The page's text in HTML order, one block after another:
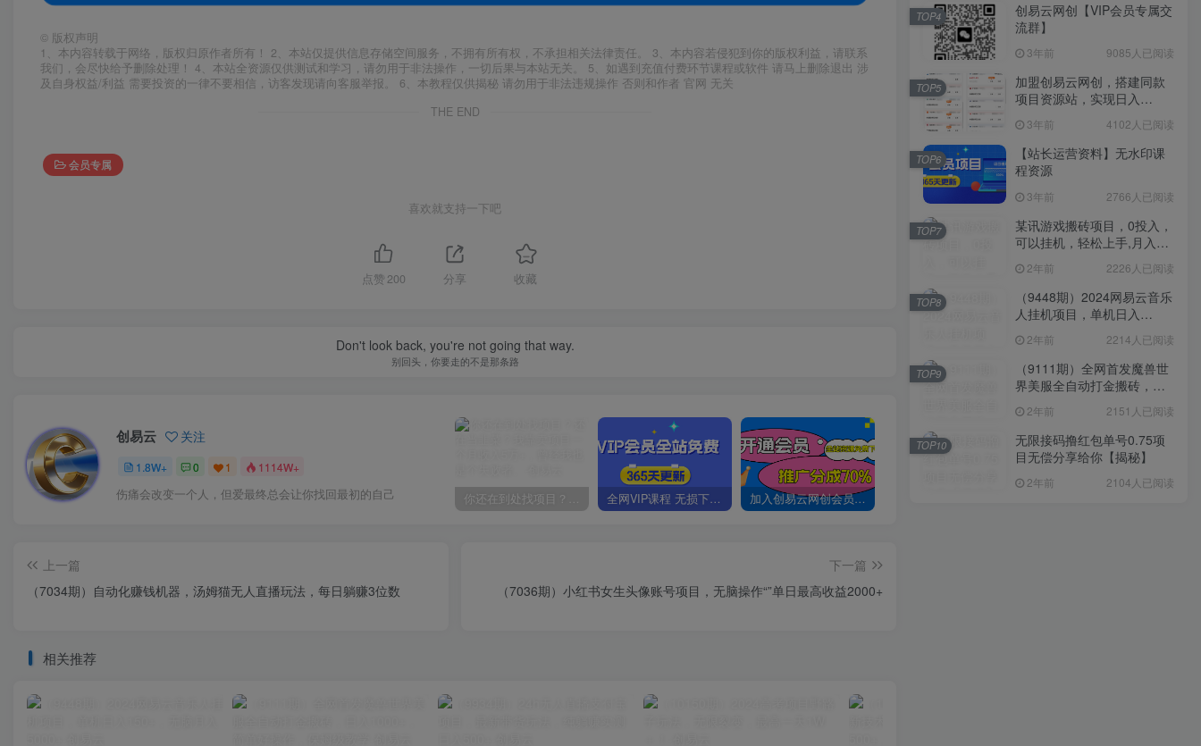
© 版权声明
1、本内容转载于网络，版权归原作者所有！ 2、本站仅提供信息存储空间服务，不拥有所有权，不承担相关法律责任。 3、本内容若侵犯到你的版权利益，请联系
我们，会尽快给予删除处理！ 4、本站全资源仅供测试和学习，请勿用于非法操作，一切后果与本站无关。 5、如遇到充值付费环节课程或软件 请马上删除退出 涉
及自身权益/利益 需要投资的一律不要相信，访客发现请向客服举报。 6、本教程仅供揭秘 请勿用于非法违规操作 否则和作者 官网 无关
THE END
会员专属
喜欢就支持一下吧
点赞 200 分享 收藏
Don't look back, you're not going that way.
别回头，你要走的不是那条路
创易云 关注
1.8W+ 0 1 1114W+
伤痛会改变一个人，但爱最终总会让你找回最初的自己 你还在到处找项目？还在当韭菜？我靠卖项目一个月收入5万+，曾经我也是个失败者。 全网VIP课程 无损下载~ 加入创易云网创会员，全站资源免费学习。
上一篇
（7034期）自动化赚钱机器，汤姆猫无人直播玩法，每日躺赚3位数
下一篇
（7036期）小红书女生头像账号项目，无脑操作“”单日最高收益2000+
相关推荐
创易云网创【VIP会员专属交
流群】
3年前 9085人已阅读
TOP4
加盟创易云网创，搭建同款
项目资源站，实现日入
3年前 4102人已阅读
TOP5
【站长运营资料】无水印课
程资源
3年前 2766人已阅读
TOP6
某讯游戏搬砖项目，0投入，
可以挂机，轻松上手,月入
2年前 2226人已阅读
TOP7
（9448期）2024网易云音乐
人挂机项目，单机日入
2年前 2214人已阅读
TOP8
（9111期）全网首发魔兽世
界美服全自动打金搬砖，日
姆级教学
2年前 2151人已阅读
TOP9
无限接码撸红包单号0.75项
目无偿分享给你【揭秘】
2年前 2104人已阅读
TOP10